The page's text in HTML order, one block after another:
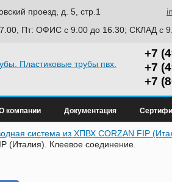
проезд, д. 5, стр.1
Пт: ОФИС с 9.00 до 16.30; СКЛАД с
+7
+7
+7
компании Документация
система из ХПВХ CORZAN FIP
(Италия). Клеевое соединение.